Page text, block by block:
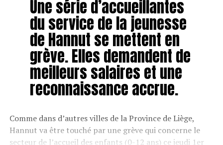
Une série d’accueillantes
du service de la jeunesse
de Hannut se mettent en
grève. Elles demandent de
meilleurs salaires et une
reconnaissance accrue.
Comme dans d’autres villes de la Province de Liège,
Hannut va être touché par une grève qui concerne le
secteur de l’accueil des enfants (0-12 ans) ce jeudi 1er